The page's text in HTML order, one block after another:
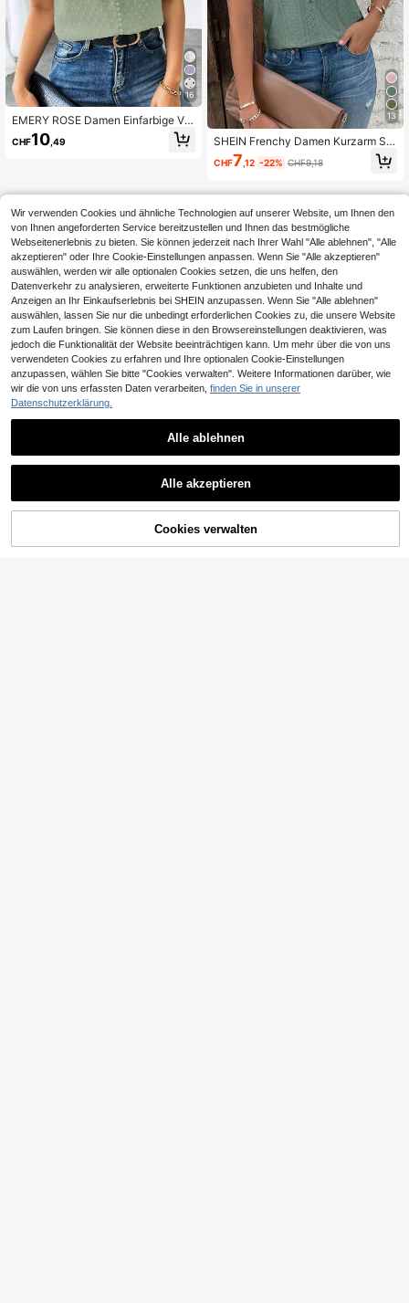
16
EMERY ROSE Damen Einfarbige V-
Ausschnitt Kurzarm Lässig Mode Bl
use
CHF10 ,49
13
SHEIN Frenchy Damen Kurzarm Shi
rt aus strukturierter Stoff mit Spitze
n Patchwork für den Sommer
CHF7 ,12 -22% CHF9,18
ZUM WARENKORB HINZUFÜGEN
Wir verwenden Cookies und ähnliche Technologien auf unserer Website, um Ihnen den
von Ihnen angeforderten Service bereitzustellen und Ihnen das bestmögliche
Webseitenerlebnis zu bieten. Sie können jederzeit nach Ihrer Wahl "Alle ablehnen", "Alle
akzeptieren" oder Ihre Cookie-Einstellungen anpassen. Wenn Sie "Alle akzeptieren"
auswählen, werden wir alle optionalen Cookies setzen, die uns helfen, den
Datenverkehr zu analysieren, erweiterte Funktionen anzubieten und Inhalte und
Anzeigen an Ihr Einkaufserlebnis bei SHEIN anzupassen. Wenn Sie "Alle ablehnen"
auswählen, lassen Sie nur die unbedingt erforderlichen Cookies zu, die unsere Website
zum Laufen bringen. Sie können diese in den Browsereinstellungen deaktivieren, was
jedoch die Funktionalität der Website beeinträchtigen kann. Um mehr über die von uns
verwendeten Cookies zu erfahren und Ihre optionalen Cookie-Einstellungen
anzupassen, wählen Sie bitte "Cookies verwalten". Weitere Informationen darüber, wie
wir die von uns erfassten Daten verarbeiten, finden Sie in unserer
Datenschutzerklärung.
Alle ablehnen
Alle akzeptieren
Cookies verwalten